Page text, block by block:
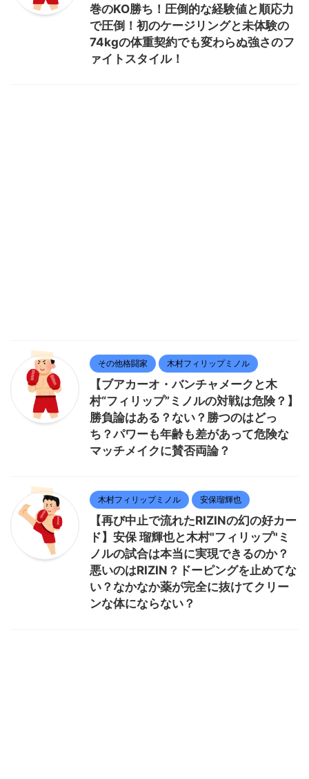
巻のKO勝ち！圧倒的な経験値と順応力
で圧倒！初のケージリングと未体験の
74kgの体重契約でも変わらぬ強さのフ
ァイトスタイル！
その他格闘家 木村フィリップミノル
【ブアカーオ・バンチャメークと木
村“フィリップ”ミノルの対戦は危険？】
勝負論はある？ない？勝つのはどっ
ち？パワーも年齢も差があって危険な
マッチメイクに賛否両論？
木村フィリップミノル 安保瑠輝也
【再び中止で流れたRIZINの幻の好カー
ド】安保 瑠輝也と木村"フィリップ"ミ
ノルの試合は本当に実現できるのか？
悪いのはRIZIN？ドーピングを止めてな
い？なかなか薬が完全に抜けてクリー
ンな体にならない？